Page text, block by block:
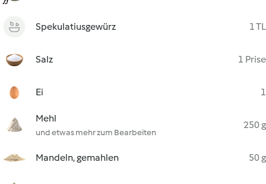
Spekulatiusgewürz 1 TL
Salz 1 Prise
Ei 1
Mehl
und etwas mehr zum Bearbeiten
250 g
Mandeln, gemahlen 50 g